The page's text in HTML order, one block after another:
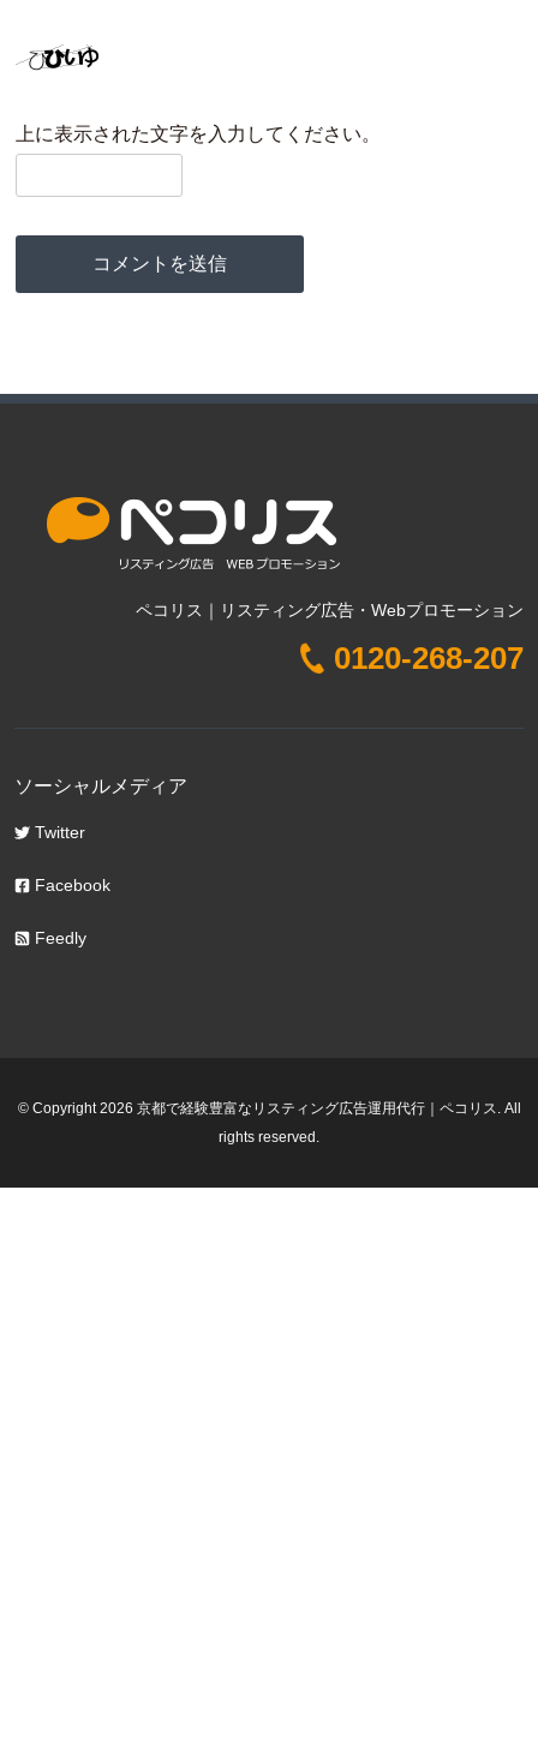
上に表示された文字を入力してください。
ペコリス｜リスティング広告・Webプロモーション
0120-268-207
ソーシャルメディア
Twitter
Facebook
Feedly
© Copyright 2026 京都で経験豊富なリスティング広告運用代行｜ペコリス. All
rights reserved.